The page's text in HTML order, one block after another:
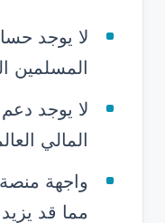
لا يوجد
المسلمين
المالي
مما قد